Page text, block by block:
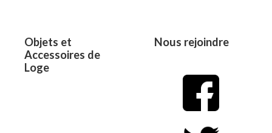
Objets et
Accessoires de
Loge
Nous rejoindre